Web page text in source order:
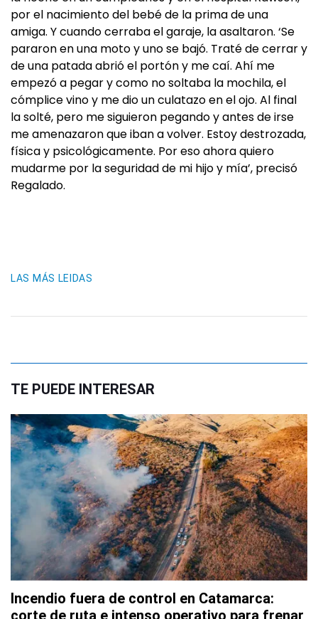
por el nacimiento del bebé de la prima de una
amiga. Y cuando cerraba el garaje, la asaltaron. ‘Se
pararon en una moto y uno se bajó. Traté de cerrar y
de una patada abrió el portón y me caí. Ahí me
empezó a pegar y como no soltaba la mochila, el
cómplice vino y me dio un culatazo en el ojo. Al final
la solté, pero me siguieron pegando y antes de irse
me amenazaron que iban a volver. Estoy destrozada,
física y psicológicamente. Por eso ahora quiero
mudarme por la seguridad de mi hijo y mía’, precisó
Regalado.
LAS MÁS LEIDAS
TE PUEDE INTERESAR
Incendio fuera de control en Catamarca:
corte de ruta e intenso operativo para frenar